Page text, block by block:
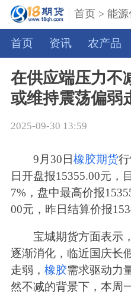
首页 >能
首页 资讯 农产品
在供应端压力不
或维持震荡偏弱
2025-09-30 13:59
9月30日橡胶期货
日开盘报15355.00元，
7%，盘中最高价报
00元，昨日结算价报
宝城期货方面表示
逐渐消化，临近国庆长
走弱， 橡胶需求驱动力
然不减的背景下，本周